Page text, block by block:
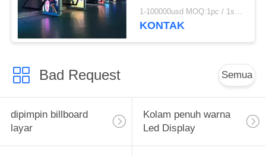
Kabinet
1-100000usd MOQ:1pc / 1sqm
KONTAK
Bad Request Semua
dipimpin billboard
layar
Kolam penuh warna
Led Display